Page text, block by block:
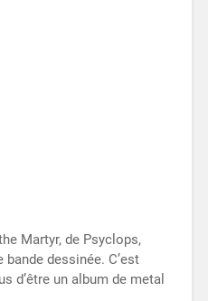
Martyr, de Psyclops,
dessinée. C’est
d’être un album de metal